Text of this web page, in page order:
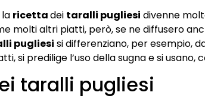
ricettadei taralli pugliesi divenne
molti altri piatti, però, se ne diffusero
pugliesi si differenziano, per esempio,
si predilige l’uso della sugna e si
taralli pugliesi